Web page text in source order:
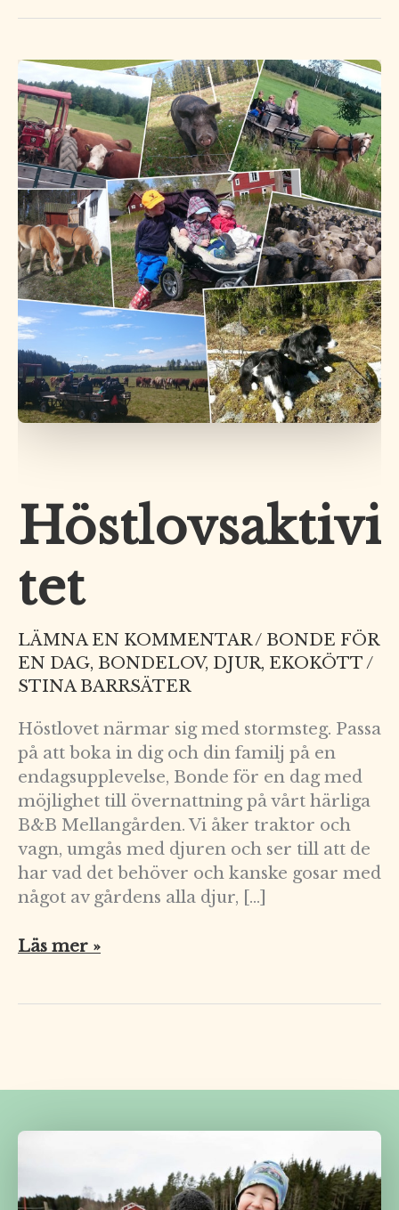
Höstlovsaktivi
tet
LÄMNA EN KOMMENTAR / BONDE FÖR
EN DAG, BONDELOV, DJUR, EKOKÖTT /
STINA BARRSÄTER
Höstlovet närmar sig med stormsteg. Passa
på att boka in dig och din familj på en
endagsupplevelse, Bonde för en dag med
möjlighet till övernattning på vårt härliga
B&B Mellangården. Vi åker traktor och
vagn, umgås med djuren och ser till att de
har vad det behöver och kanske gosar med
något av gårdens alla djur, […]
Höstlovsaktivitet
Läs mer »